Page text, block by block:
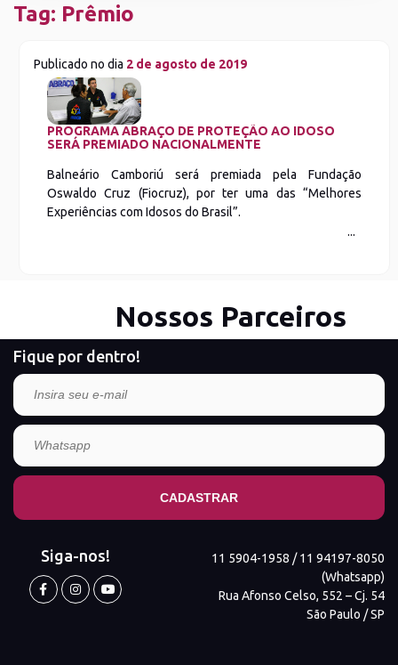
Tag: Prêmio
Publicado no dia 2 de agosto de 2019
PROGRAMA ABRAÇO DE PROTEÇÃO AO IDOSO
SERÁ PREMIADO NACIONALMENTE
Balneário Camboriú será premiada pela Fundação
Oswaldo Cruz (Fiocruz), por ter uma das “Melhores
Experiências com Idosos do Brasil”.
Nossos Parceiros
Fique por dentro!
Siga-nos!
11 5904-1958 / 11 94197-8050
(Whatsapp)
Rua Afonso Celso, 552 – Cj. 54
São Paulo / SP